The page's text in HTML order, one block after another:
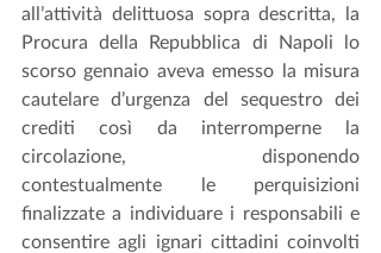
all’attività delittuosa sopra descritta, la
Procura della Repubblica di Napoli lo
scorso gennaio aveva emesso la misura
cautelare d’urgenza del sequestro dei
crediti così da interromperne la
circolazione, disponendo
contestualmente le perquisizioni
finalizzate a individuare i responsabili e
consentire agli ignari cittadini coinvolti